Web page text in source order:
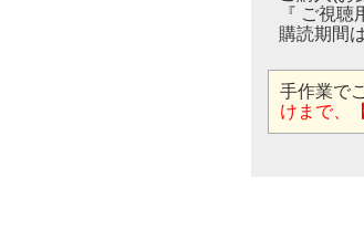
『 ご視
購読期間
手作業で
けまで、